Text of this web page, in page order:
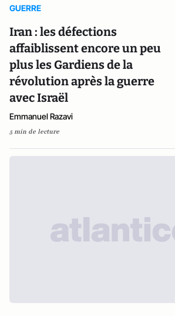
GUERRE
Iran : les défections
affaiblissent encore un peu
plus les Gardiens de la
révolution après la guerre
avec Israël
Emmanuel Razavi
5 min de lecture